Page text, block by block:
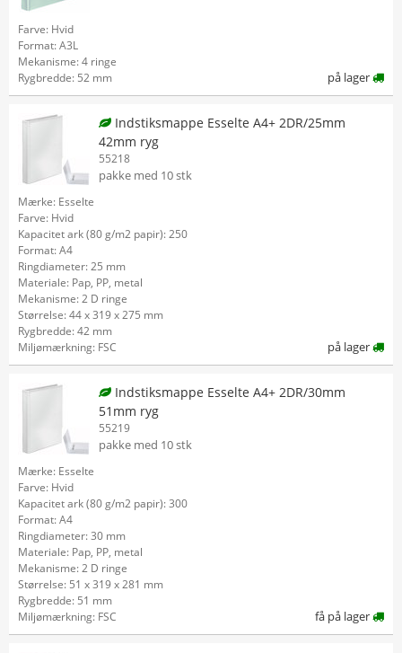
Farve: Hvid
Format: A3L
Mekanisme: 4 ringe
Rygbredde: 52 mm
på lager
Indstiksmappe Esselte A4+ 2DR/25mm
42mm ryg
55218
pakke med 10 stk
Mærke: Esselte
Farve: Hvid
Kapacitet ark (80 g/m2 papir): 250
Format: A4
Ringdiameter: 25 mm
Materiale: Pap, PP, metal
Mekanisme: 2 D ringe
Størrelse: 44 x 319 x 275 mm
Rygbredde: 42 mm
Miljømærkning: FSC
på lager
Indstiksmappe Esselte A4+ 2DR/30mm
51mm ryg
55219
pakke med 10 stk
Mærke: Esselte
Farve: Hvid
Kapacitet ark (80 g/m2 papir): 300
Format: A4
Ringdiameter: 30 mm
Materiale: Pap, PP, metal
Mekanisme: 2 D ringe
Størrelse: 51 x 319 x 281 mm
Rygbredde: 51 mm
Miljømærkning: FSC
få på lager